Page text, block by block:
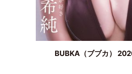
BUBKA（ブブカ）